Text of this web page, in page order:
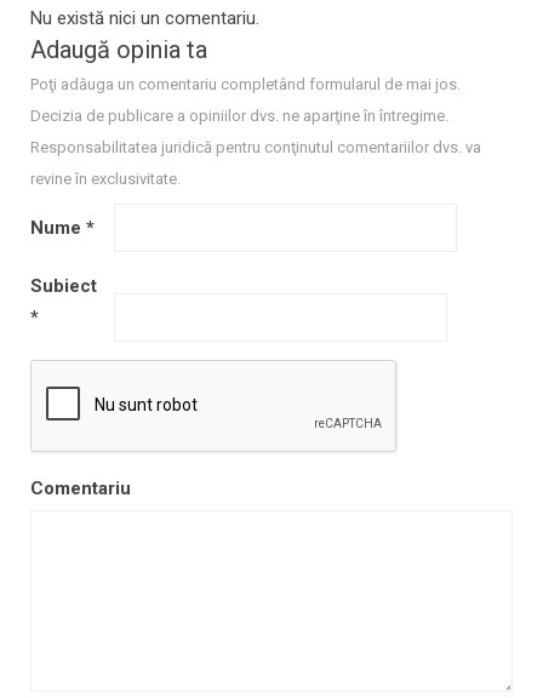
Nu există nici un comentariu.
Adaugă opinia ta
Poţi adăuga un comentariu completând formularul de mai jos.
Decizia de publicare a opiniilor dvs. ne aparţine în întregime.
Responsabilitatea juridică pentru conţinutul comentariilor dvs. va
revine în exclusivitate.
Nume *
Subiect
*
Comentariu